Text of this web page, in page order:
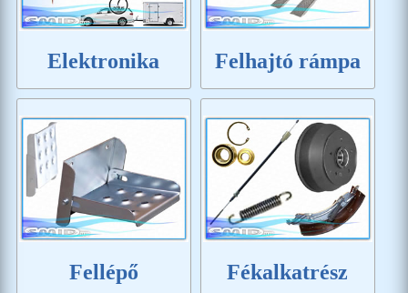
Elektronika Felhajtó rámpa
Fellépő Fékalkatrész